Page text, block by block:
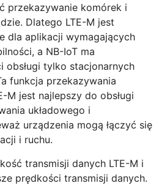
przekazywanie komórek i
Dlatego LTE-M jest
dla aplikacji wymagających
a NB-IoT ma
obsługi tylko stacjonarnych
funkcja przekazywania
M jest najlepszy do obsługi
układowego i
urządzenia mogą łączyć się
i ruchu.
transmisji danych LTE-M i
prędkości transmisji danych.